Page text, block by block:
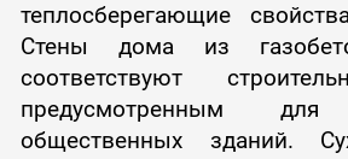
теплосберегающие
Стены дома из
соответствуют
предусмотренным
общественных зданий.